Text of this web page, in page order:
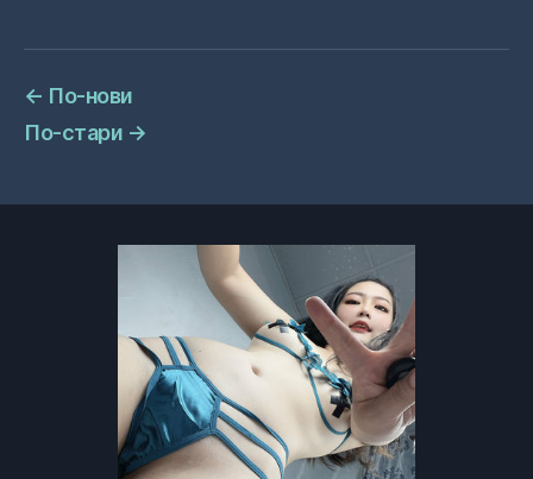
← По-нови
По-стари →